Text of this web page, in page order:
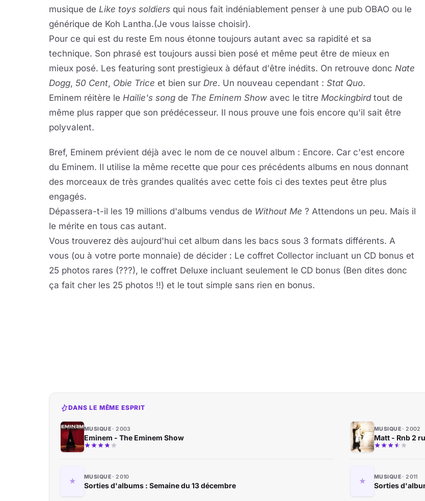
musique de Like toys soldiers qui nous fait indéniablement penser à une pub OBAO ou le
générique de Koh Lantha.(Je vous laisse choisir).
Pour ce qui est du reste Em nous étonne toujours autant avec sa rapidité et sa
technique. Son phrasé est toujours aussi bien posé et même peut être de mieux en
mieux posé. Les featuring sont prestigieux à défaut d'être inédits. On retrouve donc Nate
Dogg, 50 Cent, Obie Trice et bien sur Dre. Un nouveau cependant : Stat Quo.
Eminem réitère le Hailie's song de The Eminem Show avec le titre Mockingbird tout de
même plus rapper que son prédécesseur. Il nous prouve une fois encore qu'il sait être
polyvalent.
Bref, Eminem prévient déjà avec le nom de ce nouvel album : Encore. Car c'est encore
du Eminem. Il utilise la même recette que pour ces précédents albums en nous donnant
des morceaux de très grandes qualités avec cette fois ci des textes peut être plus
engagés.
Dépassera-t-il les 19 millions d'albums vendus de Without Me ? Attendons un peu. Mais il
le mérite en tous cas autant.
Vous trouverez dès aujourd'hui cet album dans les bacs sous 3 formats différents. A
vous (ou à votre porte monnaie) de décider : Le coffret Collector incluant un CD bonus et
25 photos rares (???), le coffret Deluxe incluant seulement le CD bonus (Ben dites donc
ça fait cher les 25 photos !!) et le tout simple sans rien en bonus.
DANS LE MÊME ESPRIT
MUSIQUE 2003
Eminem - The Eminem Show
MUSIQUE 2002
Matt - Rnb 2
MUSIQUE 2010
Sorties d'albums : Semaine du 13 décembre
MUSIQUE 2011
Sorties